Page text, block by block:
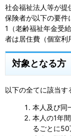
社会福祉法人等が提
保険者が以下の要件
1（老齢福祉年金受
者は居住費（個室利
対象となる方
以下の全てに該当す
本人及び同
本人の1年
るごとに